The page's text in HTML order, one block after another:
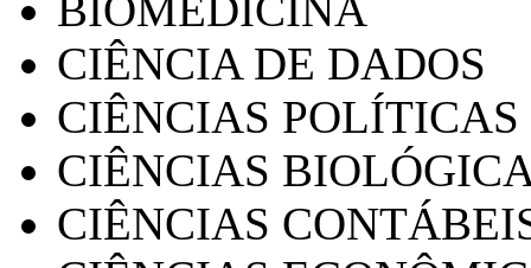
CIÊNCIA DE DADOS
CIÊNCIAS POLÍTICAS
CIÊNCIAS
CIÊNCIAS